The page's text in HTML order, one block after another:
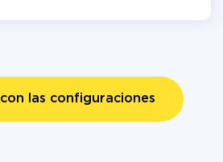
las configuraciones